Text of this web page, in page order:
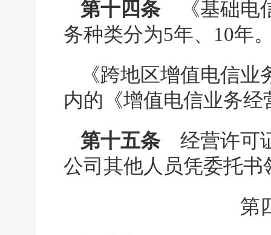
第十四条《基础电信
务种类分为5年、10年
《跨地区增值电信
内的《增值电信业务
第十五条经营许可证
公司其他人员凭委托书
第